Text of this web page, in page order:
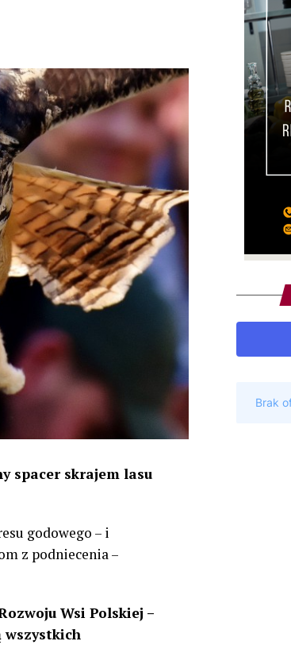
spacer skrajem lasu
godowego – i
z podniecenia –
Wsi Polskiej –
wszystkich